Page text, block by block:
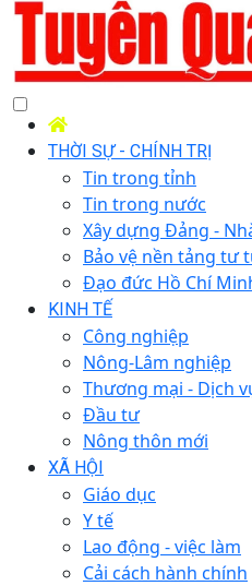
THỜI SỰ - CHÍNH TRỊ
Tin trong tỉnh
Tin trong nước
Xây dựng Đảng -
Bảo vệ nền tảng tư
Đạo đức Hồ Chí
KINH TẾ
Công nghiệp
Nông-Lâm nghiệp
Thương mại - Dịch
Đầu tư
Nông thôn mới
XÃ HỘI
Giáo dục
Y tế
Lao động - việc làm
Cải cách hành chính